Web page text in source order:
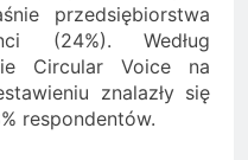
przedsiębiorstwa
(24%). Według
Circular Voice na
znalazły się
respondentów.